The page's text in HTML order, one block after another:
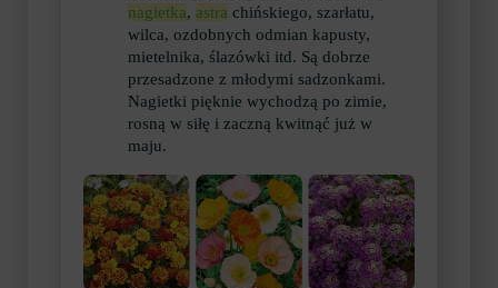
nagietka, astra chińskiego, szarłatu,
wilca, ozdobnych odmian kapusty,
mietelnika, ślazówki itd. Są dobrze
przesadzone z młodymi sadzonkami.
Nagietki pięknie wychodzą po zimie,
rosną w siłę i zaczną kwitnąć już w
maju.